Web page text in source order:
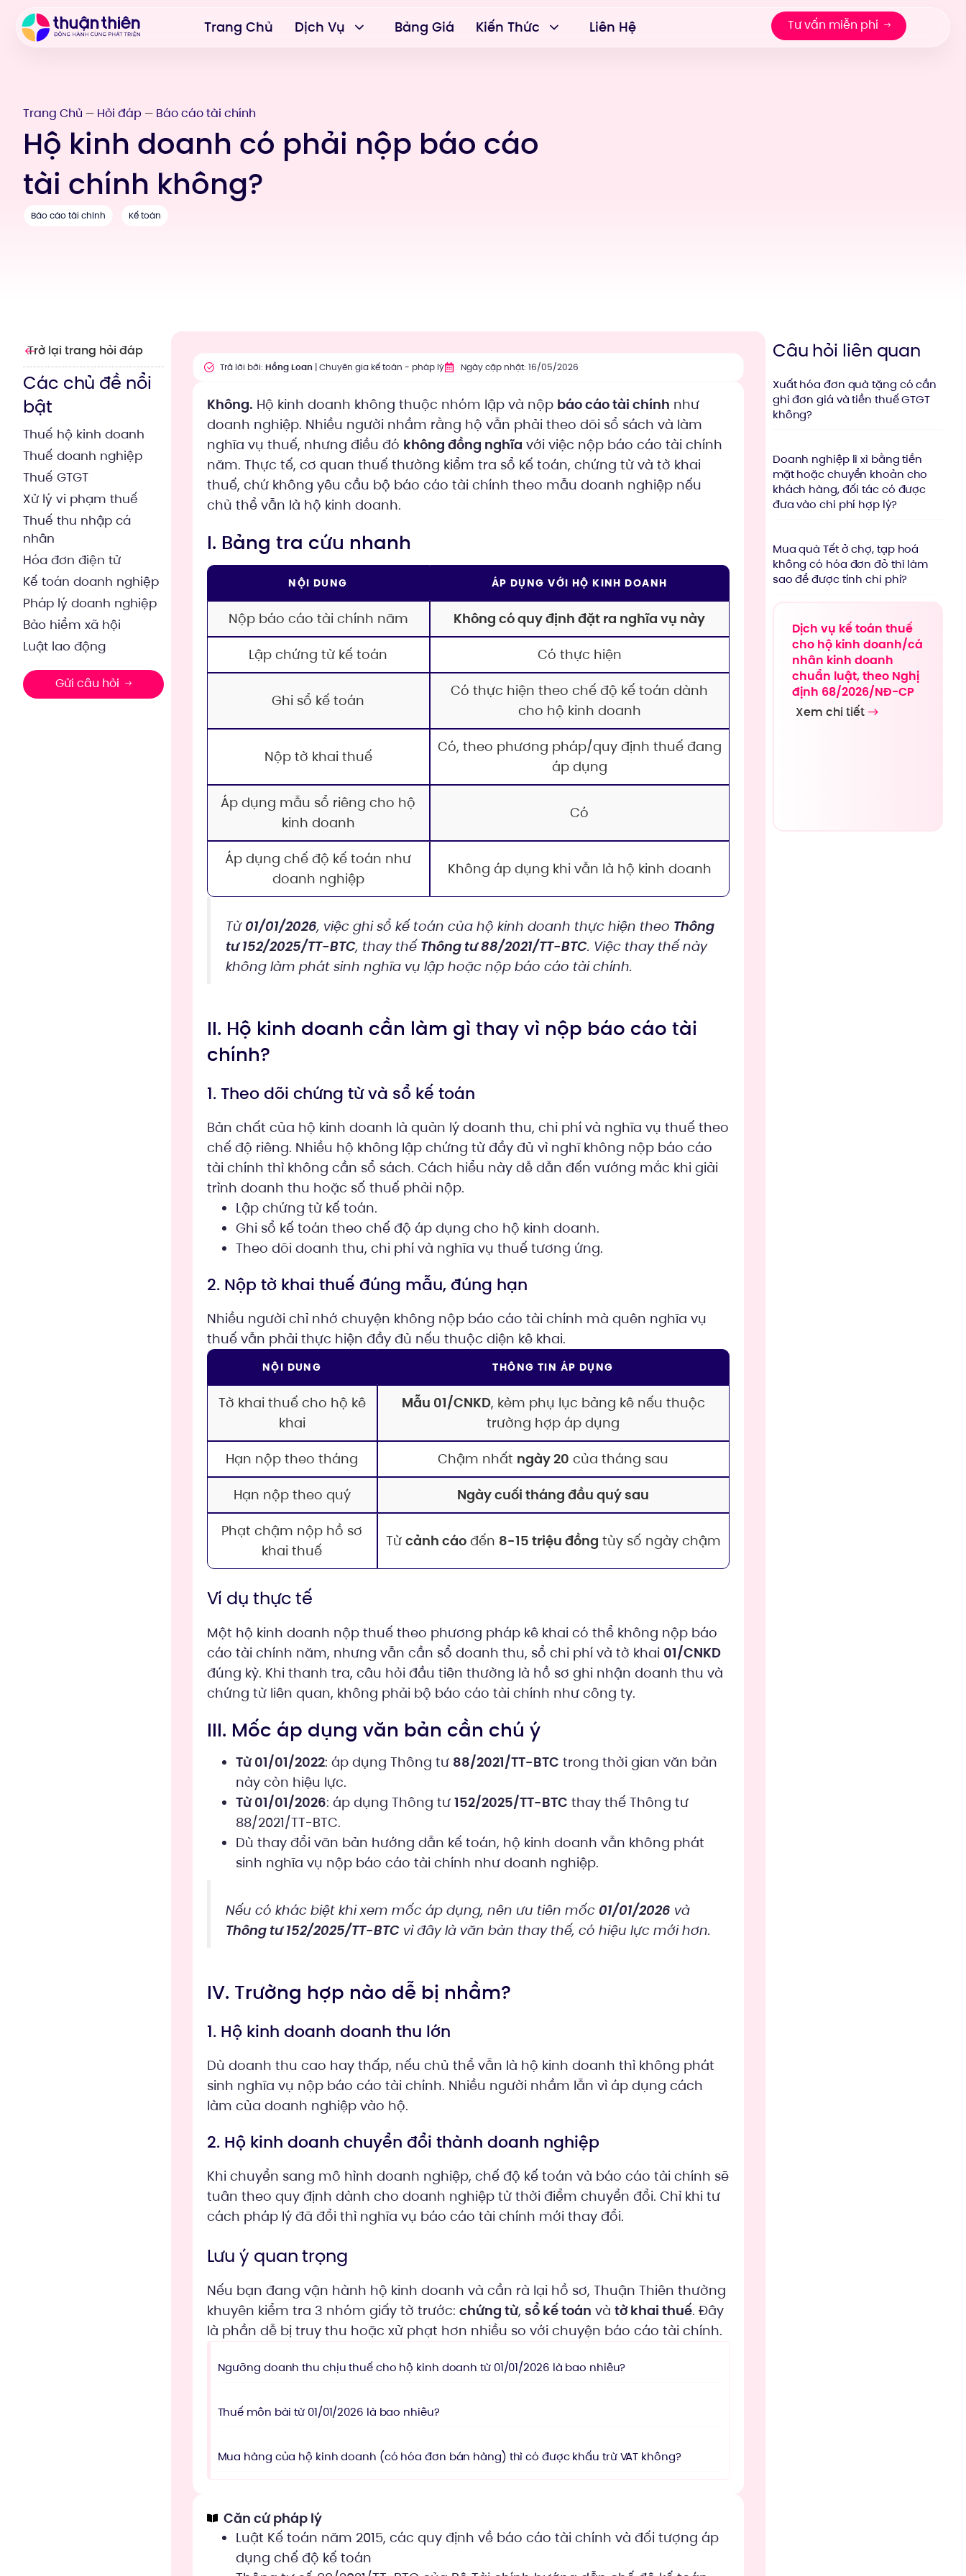
Trang Chủ Dịch Vụ Bảng Giá Kiến Thức Liên Hệ Tư vấn miễn phí
Trang Chủ — Hỏi đáp — Báo cáo tài chính
Hộ kinh doanh có phải nộp báo cáo
tài chính không?
Báo cáo tài chính Kế toán
Trở lại trang hỏi đáp
Các chủ đề nổi
bật
Thuế hộ kinh doanh
Thuế doanh nghiệp
Thuế GTGT
Xử lý vi phạm thuế
Thuế thu nhập cá
nhân
Hóa đơn điện tử
Kế toán doanh nghiệp
Pháp lý doanh nghiệp
Bảo hiểm xã hội
Luật lao động
Gửi câu hỏi
Trả lời bởi:Hồng Loan | Chuyên gia kế toán - pháp lý Ngày cập nhật: 16/05/2026
Không. Hộ kinh doanh không thuộc nhóm lập và nộp báo cáo tài chính như
doanh nghiệp. Nhiều người nhầm rằng hộ vẫn phải theo dõi sổ sách và làm
nghĩa vụ thuế, nhưng điều đó không đồng nghĩa với việc nộp báo cáo tài chính
năm. Thực tế, cơ quan thuế thường kiểm tra sổ kế toán, chứng từ và tờ khai
thuế, chứ không yêu cầu bộ báo cáo tài chính theo mẫu doanh nghiệp nếu
chủ thể vẫn là hộ kinh doanh.
I. Bảng tra cứu nhanh
NỘI DUNG ÁP DỤNG VỚI HỘ KINH DOANH
Nộp báo cáo tài chính năm
Không có quy định đặt ra nghĩa vụ này
Lập chứng từ kế toán
Có thực hiện
Ghi sổ kế toán
Có thực hiện theo chế độ kế toán dành
cho hộ kinh doanh
Nộp tờ khai thuế
Có, theo phương pháp/quy định thuế đang
áp dụng
Áp dụng mẫu sổ riêng cho hộ
kinh doanh
Có
Áp dụng chế độ kế toán như
doanh nghiệp
Không áp dụng khi vẫn là hộ kinh doanh
Từ 01/01/2026, việc ghi sổ kế toán của hộ kinh doanh thực hiện theo Thông
tư 152/2025/TT-BTC, thay thế Thông tư 88/2021/TT-BTC. Việc thay thế này
không làm phát sinh nghĩa vụ lập hoặc nộp báo cáo tài chính.
II. Hộ kinh doanh cần làm gì thay vì nộp báo cáo tài
chính?
1. Theo dõi chứng từ và sổ kế toán
Bản chất của hộ kinh doanh là quản lý doanh thu, chi phí và nghĩa vụ thuế theo
chế độ riêng. Nhiều hộ không lập chứng từ đầy đủ vì nghĩ không nộp báo cáo
tài chính thì không cần sổ sách. Cách hiểu này dễ dẫn đến vướng mắc khi giải
trình doanh thu hoặc số thuế phải nộp.
Lập chứng từ kế toán.
Ghi sổ kế toán theo chế độ áp dụng cho hộ kinh doanh.
Theo dõi doanh thu, chi phí và nghĩa vụ thuế tương ứng.
2. Nộp tờ khai thuế đúng mẫu, đúng hạn
Nhiều người chỉ nhớ chuyện không nộp báo cáo tài chính mà quên nghĩa vụ
thuế vẫn phải thực hiện đầy đủ nếu thuộc diện kê khai.
NỘI DUNG THÔNG TIN ÁP DỤNG
Tờ khai thuế cho hộ kê
khai
Mẫu 01/CNKD, kèm phụ lục bảng kê nếu thuộc
trường hợp áp dụng
Hạn nộp theo tháng
Chậm nhất ngày 20 của tháng sau
Hạn nộp theo quý
Ngày cuối tháng đầu quý sau
Phạt chậm nộp hồ sơ
khai thuế
Từ cảnh cáođến 8-15 triệu đồng tùy số ngày chậm
Ví dụ thực tế
Một hộ kinh doanh nộp thuế theo phương pháp kê khai có thể không nộp báo
cáo tài chính năm, nhưng vẫn cần sổ doanh thu, sổ chi phí và tờ khai 01/CNKD
đúng kỳ. Khi thanh tra, câu hỏi đầu tiên thường là hồ sơ ghi nhận doanh thu và
chứng từ liên quan, không phải bộ báo cáo tài chính như công ty.
III. Mốc áp dụng văn bản cần chú ý
Từ 01/01/2022: áp dụng Thông tư 88/2021/TT-BTC trong thời gian văn bản
này còn hiệu lực.
Từ 01/01/2026: áp dụng Thông tư 152/2025/TT-BTC thay thế Thông tư
88/2021/TT-BTC.
Dù thay đổi văn bản hướng dẫn kế toán, hộ kinh doanh vẫn không phát
sinh nghĩa vụ nộp báo cáo tài chính như doanh nghiệp.
Nếu có khác biệt khi xem mốc áp dụng, nên ưu tiên mốc 01/01/2026và
Thông tư 152/2025/TT-BTCvì đây là văn bản thay thế, có hiệu lực mới hơn.
IV. Trường hợp nào dễ bị nhầm?
1. Hộ kinh doanh doanh thu lớn
Dù doanh thu cao hay thấp, nếu chủ thể vẫn là hộ kinh doanh thì không phát
sinh nghĩa vụ nộp báo cáo tài chính. Nhiều người nhầm lẫn vì áp dụng cách
làm của doanh nghiệp vào hộ.
2. Hộ kinh doanh chuyển đổi thành doanh nghiệp
Khi chuyển sang mô hình doanh nghiệp, chế độ kế toán và báo cáo tài chính sẽ
tuân theo quy định dành cho doanh nghiệp từ thời điểm chuyển đổi. Chỉ khi tư
cách pháp lý đã đổi thì nghĩa vụ báo cáo tài chính mới thay đổi.
Lưu ý quan trọng
Nếu bạn đang vận hành hộ kinh doanh và cần rà lại hồ sơ, Thuận Thiên thường
khuyên kiểm tra 3 nhóm giấy tờ trước: chứng từ, sổ kế toán và tờ khai thuế. Đây
là phần dễ bị truy thu hoặc xử phạt hơn nhiều so với chuyện báo cáo tài chính.
Ngưỡng doanh thu chịu thuế cho hộ kinh doanh từ 01/01/2026 là bao nhiêu?
Thuế môn bài từ 01/01/2026 là bao nhiêu?
Mua hàng của hộ kinh doanh (có hóa đơn bán hàng) thì có được khấu trừ VAT không?
Căn cứ pháp lý
Luật Kế toán năm 2015, các quy định về báo cáo tài chính và đối tượng áp
dụng chế độ kế toán
Câu hỏi liên quan
Xuất hóa đơn quà tặng có cần
ghi đơn giá và tiền thuế GTGT
không?
Doanh nghiệp lì xì bằng tiền
mặt hoặc chuyển khoản cho
khách hàng, đối tác có được
đưa vào chi phí hợp lý?
Mua quà Tết ở chợ, tạp hoá
không có hóa đơn đỏ thì làm
sao để được tính chi phí?
Dịch vụ kế toán thuế
cho hộ kinh doanh/cá
nhân kinh doanh
chuẩn luật, theo Nghị
định 68/2026/NĐ-CP
Xem chi tiết